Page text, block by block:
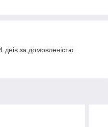
за домовленістю